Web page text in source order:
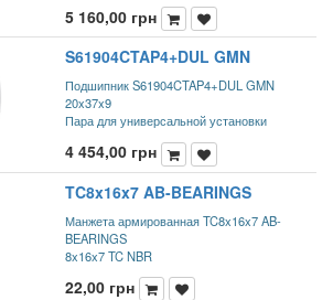
5 160,00 грн
S61904CTAP4+DUL GMN
Подшипник S61904CTAP4+DUL GMN
20x37x9
Пара для универсальной установки
4 454,00 грн
TC8x16x7 AB-BEARINGS
Манжета армированная TC8x16x7 AB-
BEARINGS
8x16x7 TC NBR
22,00 грн